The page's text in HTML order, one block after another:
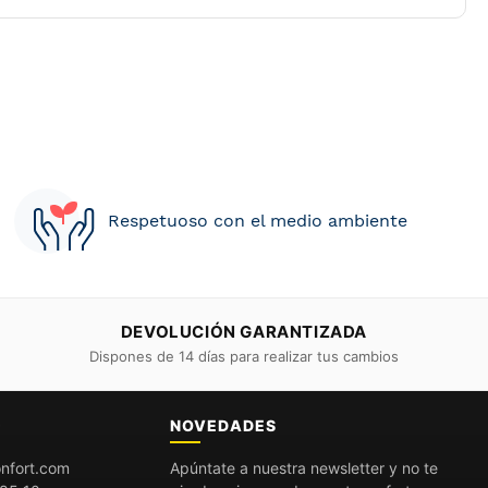
Respetuoso con el medio ambiente
DEVOLUCIÓN GARANTIZADA
Dispones de 14 días para realizar tus cambios
NOVEDADES
Apúntate a nuestra newsletter y no te